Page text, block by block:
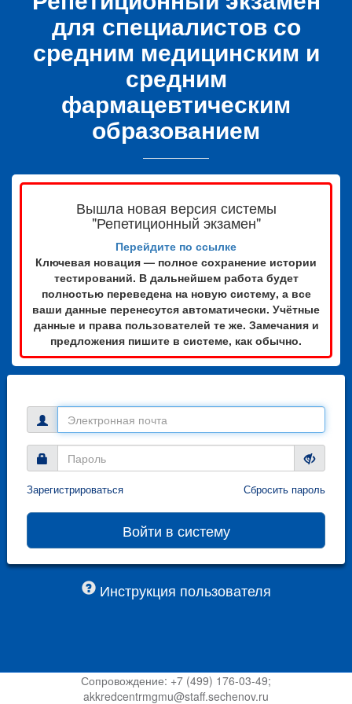
для специалистов со
средним медицинским и
средним
фармацевтическим
образованием
Вышла новая версия системы
"Репетиционный экзамен"
Перейдите по ссылке
Ключевая новация — полное сохранение истории
тестирований. В дальнейшем работа будет
полностью переведена на новую систему, а все
ваши данные перенесутся автоматически. Учётные
данные и права пользователей те же. Замечания и
предложения пишите в системе, как обычно.
Зарегистрироваться Сбросить пароль
Инструкция пользователя
Сопровождение: +7 (499) 176-03-49;
akkredcentrmgmu@staff.sechenov.ru